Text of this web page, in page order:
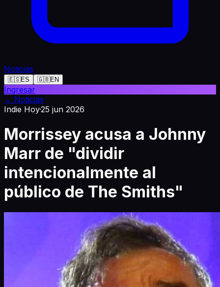
Noticias
🇪🇸ES 🇬🇧EN
Ingresar
← Noticias
Indie Hoy·25 jun 2026
Morrissey acusa a Johnny
Marr de "dividir
intencionalmente al
público de The Smiths"